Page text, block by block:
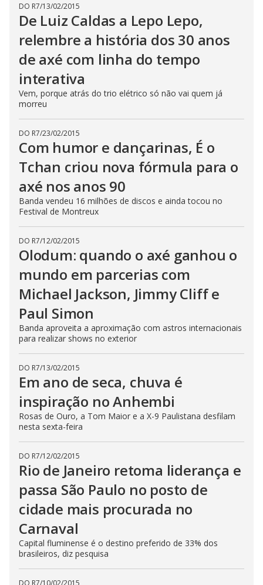
DO R7/13/02/2015
De Luiz Caldas a Lepo Lepo,
relembre a história dos 30 anos
de axé com linha do tempo
interativa
Vem, porque atrás do trio elétrico só não vai quem já
morreu
DO R7/23/02/2015
Com humor e dançarinas, É o
Tchan criou nova fórmula para o
axé nos anos 90
Banda vendeu 16 milhões de discos e ainda tocou no
Festival de Montreux
DO R7/12/02/2015
Olodum: quando o axé ganhou o
mundo em parcerias com
Michael Jackson, Jimmy Cliff e
Paul Simon
Banda aproveita a aproximação com astros internacionais
para realizar shows no exterior
DO R7/13/02/2015
Em ano de seca, chuva é
inspiração no Anhembi
Rosas de Ouro, a Tom Maior e a X-9 Paulistana desfilam
nesta sexta-feira
DO R7/12/02/2015
Rio de Janeiro retoma liderança e
passa São Paulo no posto de
cidade mais procurada no
Carnaval
Capital fluminense é o destino preferido de 33% dos
brasileiros, diz pesquisa
DO R7/10/02/2015